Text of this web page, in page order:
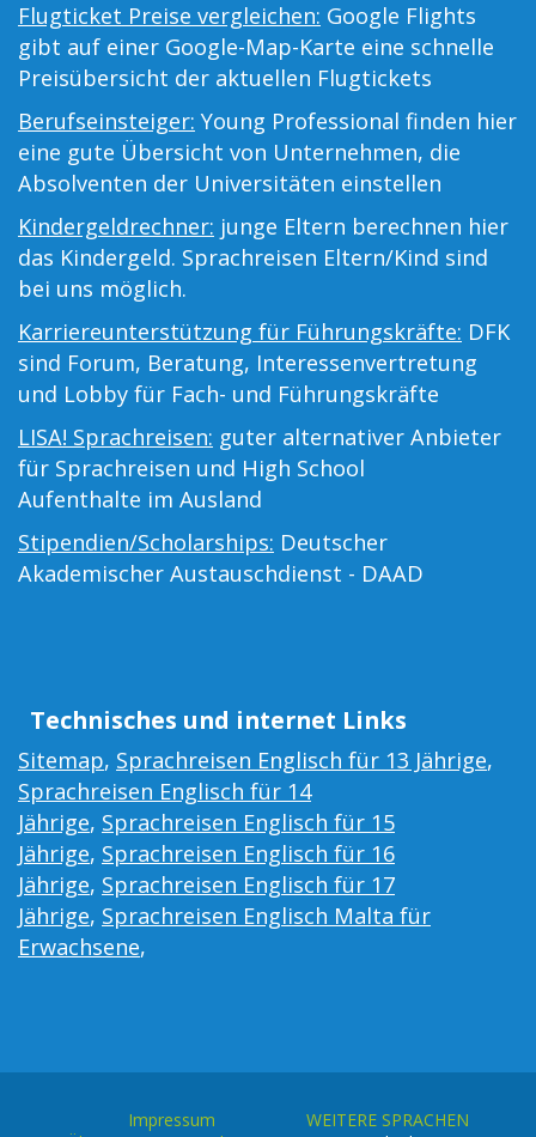
Flugticket Preise vergleichen: Google Flights
gibt auf einer Google-Map-Karte eine schnelle
Preisübersicht der aktuellen Flugtickets
Berufseinsteiger: Young Professional finden hier
eine gute Übersicht von Unternehmen, die
Absolventen der Universitäten einstellen
Kindergeldrechner: junge Eltern berechnen hier
das Kindergeld. Sprachreisen Eltern/Kind sind
bei uns möglich.
Karriereunterstützung für Führungskräfte: DFK
sind Forum, Beratung, Interessenvertretung
und Lobby für Fach- und Führungskräfte
LISA! Sprachreisen: guter alternativer Anbieter
für Sprachreisen und High School
Aufenthalte im Ausland
Stipendien/Scholarships: Deutscher
Akademischer Austauschdienst - DAAD
Technisches und internet Links
Sitemap, Sprachreisen Englisch für 13 Jährige,
Sprachreisen Englisch für 14
Jährige, Sprachreisen Englisch für 15
Jährige, Sprachreisen Englisch für 16
Jährige, Sprachreisen Englisch für 17
Jährige, Sprachreisen Englisch Malta für
Erwachsene,
Impressum
WEITERE SPRACHEN